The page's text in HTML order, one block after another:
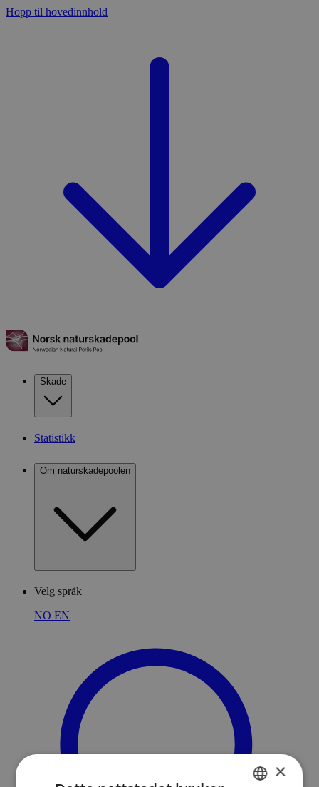
Hopp til hovedinnhold
Skade
Statistikk
Om naturskadepoolen
Velg språk
NO EN
×